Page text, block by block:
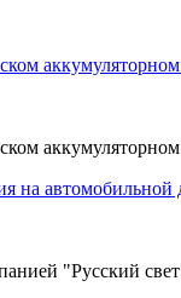
на автомобильной
"Русский